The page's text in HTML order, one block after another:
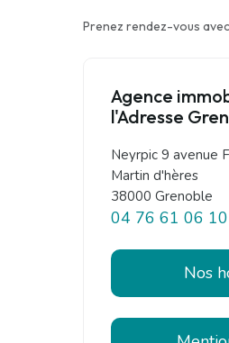
Prenez rendez-vous
Agence
l'Adresse
Neyrpic 9 avenue
Martin d'hères
38000 Grenoble
04 76 61 06 10
Nos